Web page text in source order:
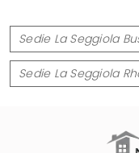
Sedie La Seggiola
Sedie La Seggiola